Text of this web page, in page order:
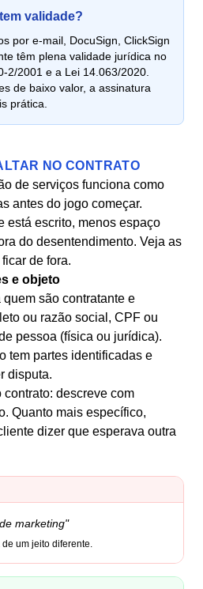
validade?
por e-mail, DocuSign, ClickSign
têm plena validade jurídica no
2/2001 e a Lei 14.063/2020.
de baixo valor, a assinatura
prática.
NO CONTRATO
de serviços funciona como
antes do jogo começar.
está escrito, menos espaço
do desentendimento. Veja as
de fora.
e objeto
são contratante e
ou razão social, CPF ou
pessoa (física ou jurídica).
tem partes identificadas e
disputa.
descreve com
Quanto mais específico,
dizer que esperava outra
marketing"
um jeito diferente.